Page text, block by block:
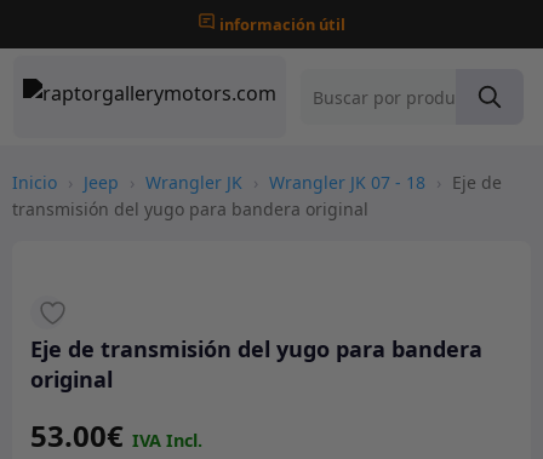
información útil
Inicio › Jeep › Wrangler JK › Wrangler JK 07 - 18 › Eje de
transmisión del yugo para bandera original
Eje de transmisión del yugo para bandera
original
53.00€